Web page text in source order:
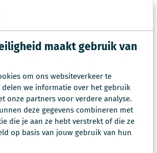
maakt gebruik van
om ons websiteverkeer te
delen we informatie over het gebruik
onze partners voor verdere analyse.
deze gegevens combineren met
die je aan ze hebt verstrekt of die ze
op basis van jouw gebruik van hun
ook het
voor ons schrijven?
binnen dit traject ook
bestuurlijke route en
onze inwoners een
het veiligheidsbeleid?